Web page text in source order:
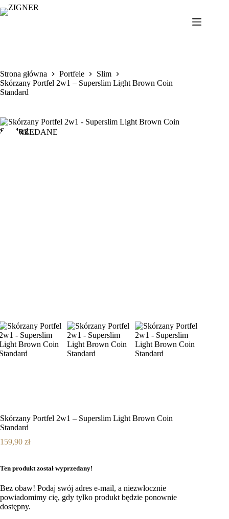
Przejdź
do
Strona główna Portfele
Slim
Skórzany Portfel 2w1 – Superslim Light Brown Coin
Standard
WYPRZEDANE
Skórzany Portfel 2w1 – Superslim Light Brown Coin
Standard
159,90 zł
Ten produkt został wyprzedany!
Bez obaw! Podaj swój adres e-mail, a niezwłocznie
powiadomimy cię, gdy tylko produkt będzie ponownie
dostępny.